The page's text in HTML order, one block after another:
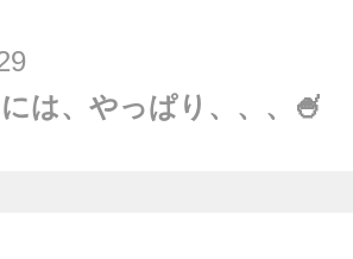
は、やっぱり、、、🍧